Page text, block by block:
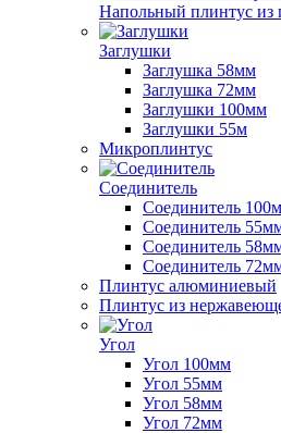
Напольный плинтус из
Заглушки
Заглушка 58мм
Заглушка 72мм
Заглушки 100мм
Заглушки 55м
Микроплинтус
Соединитель
Соединитель
Соединитель
Соединитель
Соединитель
Плинтус алюминиевый
Плинтус из
Угол
Угол 100мм
Угол 55мм
Угол 58мм
Угол 72мм